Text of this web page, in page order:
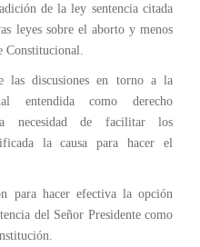
de la ley sentencia citada
leyes sobre el aborto y menos
Constitucional.
las discusiones en torno a la
entendida como derecho
necesidad de facilitar los
la causa para hacer el
para hacer efectiva la opción
del Señor Presidente como